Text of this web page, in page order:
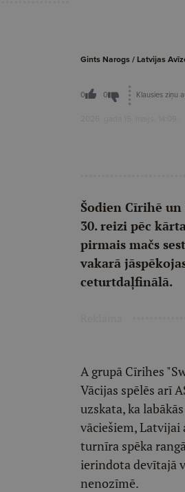
Gints Narogs / Latvijas
0 0 Klausies ziņu
2026. gada 15. maijs, 14:09
Šodien Cīrihē
30. reizi pēc
pirmais mačs
vakarā
ceturtdaļfinālā.
A grupā Cīrihes
Vācijas spēlēs arī
uzskata, ka
vāciešiem,
turnīra spēka
ierindota devītajā
nenozīmē.